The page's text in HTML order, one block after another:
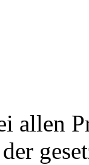
allen
der